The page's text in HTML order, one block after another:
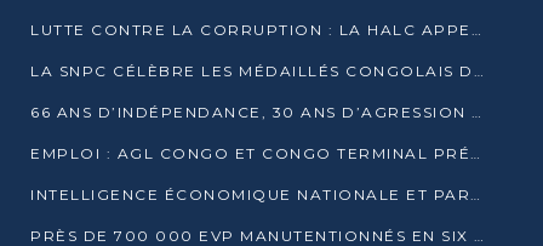
LUTTE CONTRE LA CORRUPTION : LA HALC APPELLE À PASSER DES DISCOURS AUX ACTES
LA SNPC CÉLÈBRE LES MÉDAILLÉS CONGOLAIS DES OLYMPIADES PANAFRICAINES DE MATHÉMATIQUES 2026
66 ANS D’INDÉPENDANCE, 30 ANS D’AGRESSION RWANDAISE : 4 PRÉSIDENCES, UN ÉCHEC COLLECTIF
EMPLOI : AGL CONGO ET CONGO TERMINAL PRÉSÉLECTIONNENT PLUS DE 70 JEUNES À POINTE-NOIRE
INTELLIGENCE ÉCONOMIQUE NATIONALE ET PARTENARIATS INTERNATIONAUX : VERS UNE DOCTRINE SOUVERAINE DE SÉCURITÉ ÉCONOMIQUE
PRÈS DE 700 000 EVP MANUTENTIONNÉS EN SIX MOIS PAR CONGO TERMINAL